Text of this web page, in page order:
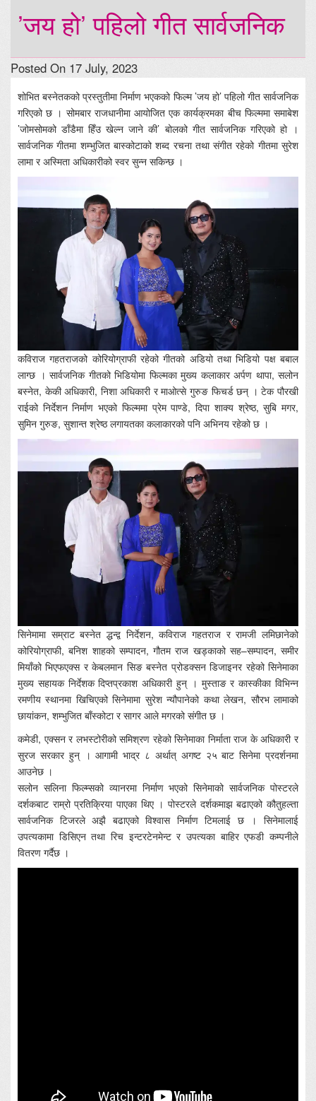
’जय हो’ पहिलो गीत सार्वजनिक
Posted On 17 July, 2023
शोभित बस्नेतकको प्रस्तुतीमा निर्माण भएकको फिल्म ’जय हो’ पहिलो गीत सार्वजनिक
गरिएको छ । सोमबार राजधानीमा आयोजित एक कार्यक्रमका बीच फिल्ममा समाबेश
’जोमसोमको डाँडैमा हिँउ खेल्न जाने की’ बोलको गीत सार्वजनिक गरिएको हो ।
सार्वजनिक गीतमा शम्भुजित बास्कोटाको शब्द रचना तथा संगीत रहेको गीतमा सुरेश
लामा र अस्मिता अधिकारीको स्वर सुन्न सकिन्छ ।
कविराज गहतराजको कोरियोग्राफी रहेको गीतको अडियो तथा भिडियो पक्ष बबाल
लाग्छ । सार्वजनिक गीतको भिडियोमा फिल्मका मुख्य कलाकार अर्पण थापा, सलोन
बस्नेत, केकी अधिकारी, निशा अधिकारी र माओत्से गुरुङ फिचर्ड छन् । टेक पौरखी
राईको निर्देशन निर्माण भएको फिल्ममा प्रेम पाण्डे, दिपा शाक्य श्रेष्ठ, सुबि मगर,
सुमिन गुरुङ, सुशान्त श्रेष्ठ लगायतका कलाकारको पनि अभिनय रहेको छ ।
सिनेमामा सम्राट बस्नेत द्धन्द्व निर्देशन, कविराज गहतराज र रामजी लमिछानेको
कोरियोग्राफी, बनिश शाहको सम्पादन, गौतम राज खड्काको सह–सम्पादन, समीर
मियाँको भिएफएक्स र केबलमान सिङ बस्नेत प्रोडक्सन डिजाइनर रहेको सिनेमाका
मुख्य सहायक निर्देशक दिप्तप्रकाश अधिकारी हुन् । मुस्ताङ र कास्कीका विभिन्न
रमणीय स्थानमा खिचिएको सिनेमामा सुरेश न्यौपानेको कथा लेखन, सौरभ लामाको
छायांकन, शम्भुजित बाँस्कोटा र सागर आले मगरको संगीत छ ।
कमेडी, एक्सन र लभस्टोरीको समिश्रण रहेको सिनेमाका निर्माता राज के अधिकारी र
सुरज सरकार हुन् । आगामी भाद्र ८ अर्थात् अगष्ट २५ बाट सिनेमा प्रदर्शनमा
आउनेछ ।
सलोन सलिना फिल्म्सको व्यानरमा निर्माण भएको सिनेमाको सार्वजनिक पोस्टरले
दर्शकबाट राम्रो प्रतिक्रिया पाएका थिए । पोस्टरले दर्शकमाझ बढाएको कौतुहल्ता
सार्वजनिक टिजरले अझै बढाएको विश्वास निर्माण टिमलाई छ । सिनेमालाई
उपत्यकामा डिसिएन तथा रिच इन्टरटेनमेन्ट र उपत्यका बाहिर एफडी कम्पनीले
वितरण गर्दैछ ।